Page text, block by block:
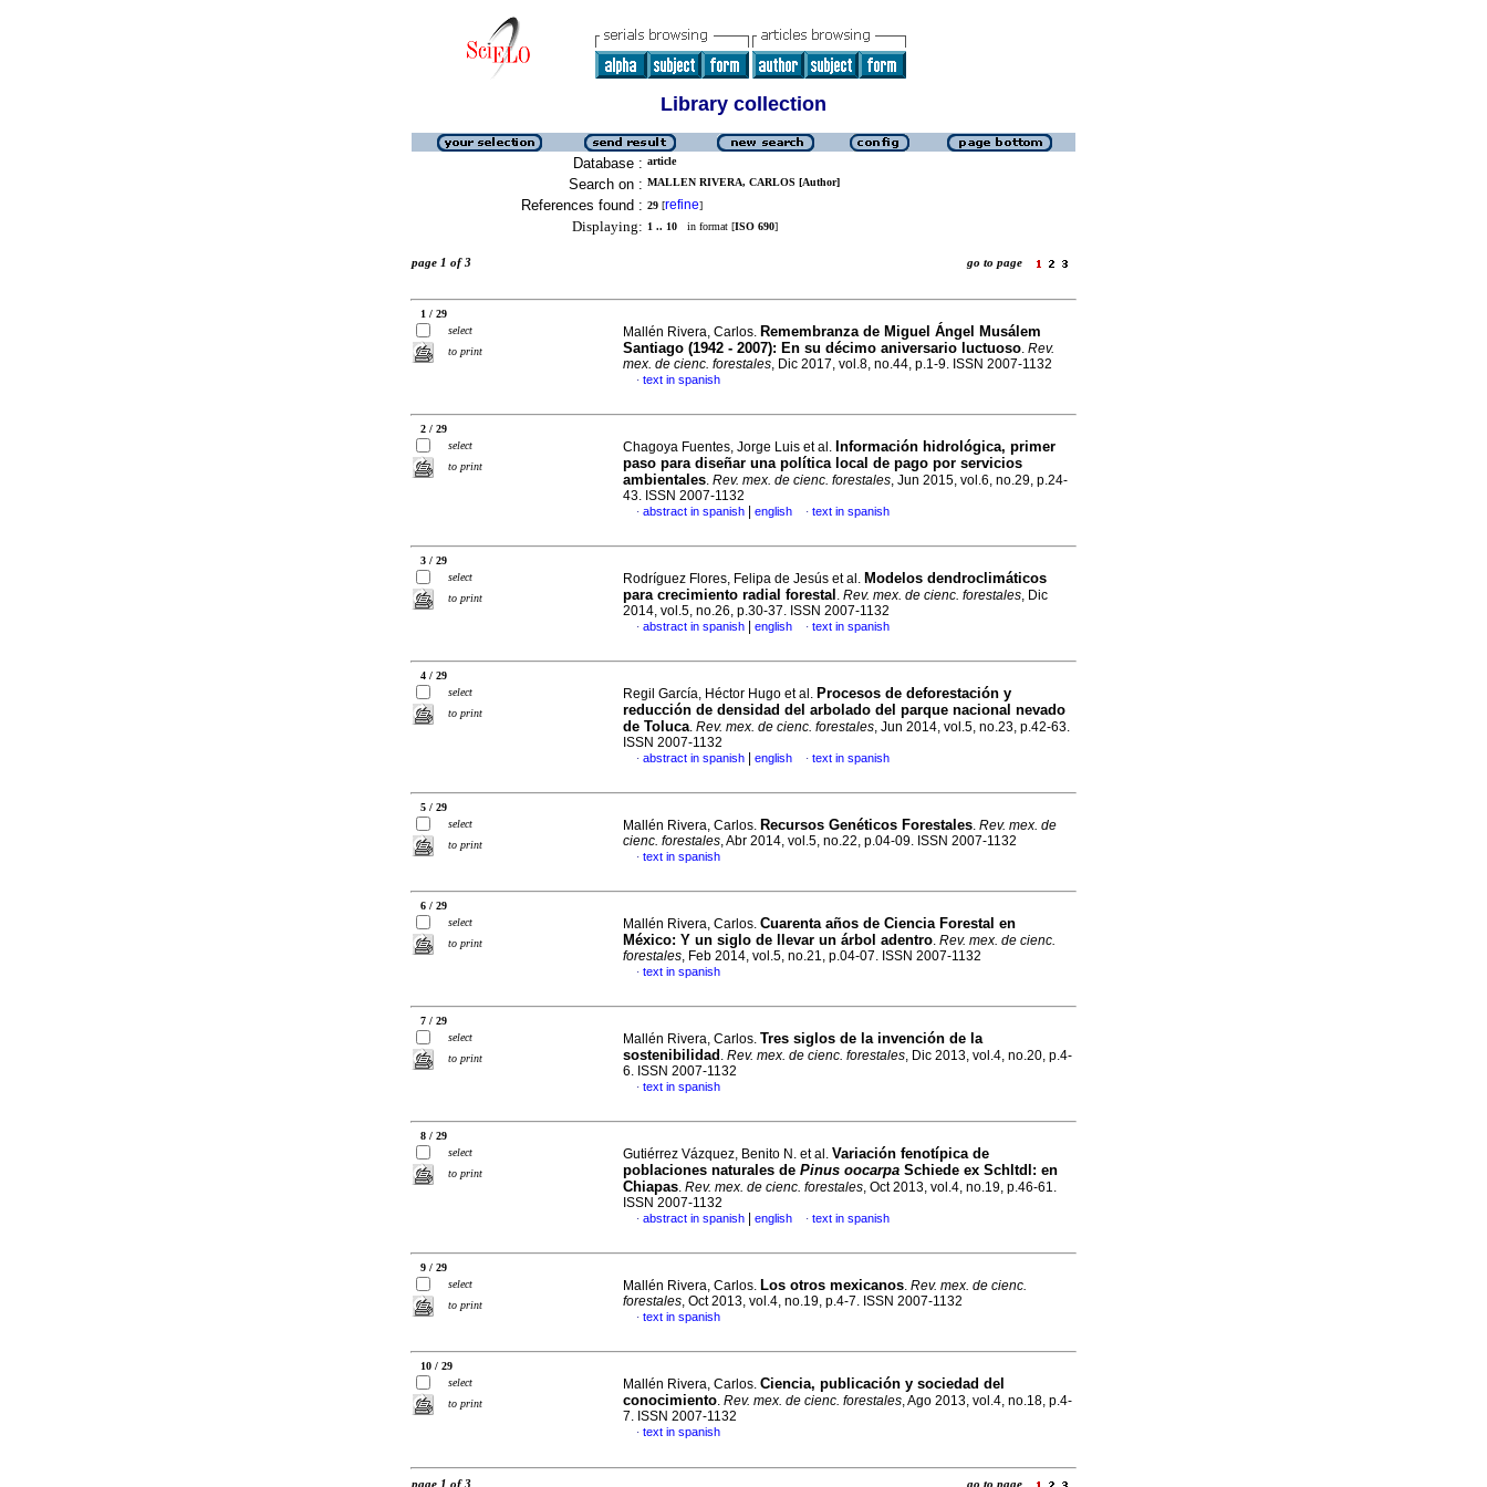
Library collection
Database : article
Search on : MALLEN RIVERA, CARLOS [Author]
References found : 29 [refine]
Displaying: 1 .. 10 in format [ISO 690]
page 1 of 3 go to page
1 / 29
select
to print
Mallén Rivera, Carlos. Remembranza de Miguel Ángel Musálem
Santiago (1942 - 2007): En su décimo aniversario luctuoso. Rev.
mex. de cienc. forestales, Dic 2017, vol.8, no.44, p.1-9. ISSN 2007-1132
· text in spanish
2 / 29
select
to print
Chagoya Fuentes, Jorge Luis et al. Información hidrológica, primer
paso para diseñar una política local de pago por servicios
ambientales. Rev. mex. de cienc. forestales, Jun 2015, vol.6, no.29, p.24-
43. ISSN 2007-1132
· abstract in spanish english · text in spanish
3 / 29
select
to print
Rodríguez Flores, Felipa de Jesús et al. Modelos dendroclimáticos
para crecimiento radial forestal . Rev. mex. de cienc. forestales, Dic
2014, vol.5, no.26, p.30-37. ISSN 2007-1132
· abstract in spanish english · text in spanish
4 / 29
select
to print
Regil García, Héctor Hugo et al. Procesos de deforestación y
reducción de densidad del arbolado del parque nacional nevado
de Toluca. Rev. mex. de cienc. forestales, Jun 2014, vol.5, no.23, p.42-63.
ISSN 2007-1132
· abstract in spanish english · text in spanish
5 / 29
select
to print
Mallén Rivera, Carlos. Recursos Genéticos Forestales. Rev. mex. de
cienc. forestales, Abr 2014, vol.5, no.22, p.04-09. ISSN 2007-1132
· text in spanish
6 / 29
select
to print
Mallén Rivera, Carlos. Cuarenta años de Ciencia Forestal en
México: Y un siglo de llevar un árbol adentro. Rev. mex. de cienc.
forestales, Feb 2014, vol.5, no.21, p.04-07. ISSN 2007-1132
· text in spanish
7 / 29
select
to print
Mallén Rivera, Carlos. Tres siglos de la invención de la
sostenibilidad . Rev. mex. de cienc. forestales, Dic 2013, vol.4, no.20, p.4-
6. ISSN 2007-1132
· text in spanish
8 / 29
select
to print
Gutiérrez Vázquez, Benito N. et al. Variación fenotípica de
poblaciones naturales de Pinus oocarpa Schiede ex Schltdl : en
Chiapas. Rev. mex. de cienc. forestales, Oct 2013, vol.4, no.19, p.46-61.
ISSN 2007-1132
· abstract in spanish english · text in spanish
9 / 29
select
to print
Mallén Rivera, Carlos. Los otros mexicanos. Rev. mex. de cienc.
forestales, Oct 2013, vol.4, no.19, p.4-7. ISSN 2007-1132
· text in spanish
10 / 29
select
to print
Mallén Rivera, Carlos. Ciencia, publicación y sociedad del
conocimiento. Rev. mex. de cienc. forestales, Ago 2013, vol.4, no.18, p.4-
7. ISSN 2007-1132
· text in spanish
page 1 of 3 go to page